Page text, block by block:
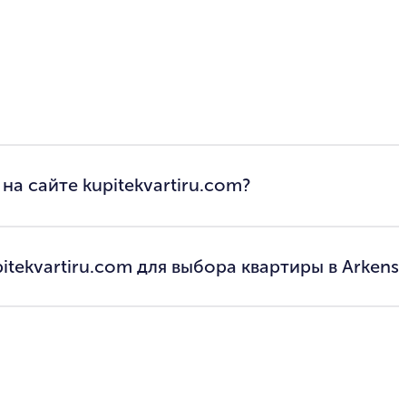
сайте kupitekvartiru.com?
для выбора квартиры в